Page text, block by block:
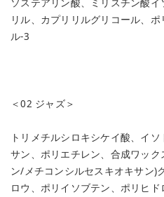
ソステアリン酸、ミリスチン酸
リル、カプリリルグリコール、
ル-3
＜02 ジャズ＞
トリメチルシロキシケイ酸、イ
サン、ポリエチレン、合成ワッ
ン/メチコンシルセスキオキサン)
ロウ、ポリイソブテン、ポリヒ